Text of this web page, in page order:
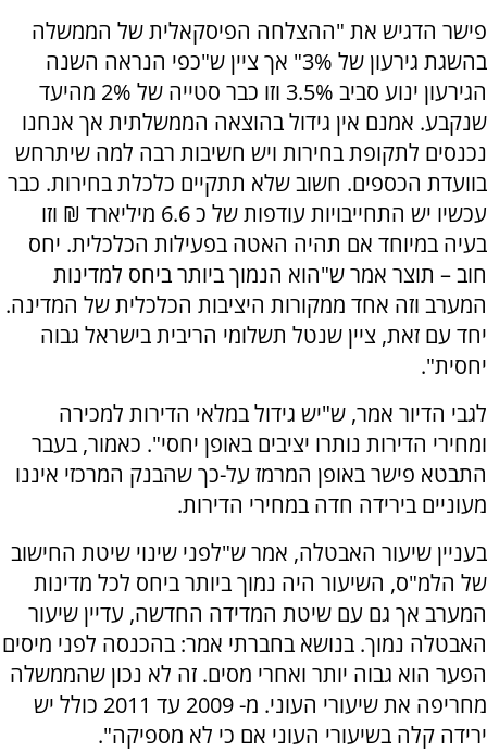
פישר הדגיש את "ההצלחה הפיסקאלית של הממשלה
בהשגת גירעון של 3%" אך ציין ש"כפי הנראה השנה
הגירעון ינוע סביב 3.5% וזו כבר סטייה של 2% מהיעד
שנקבע. אמנם אין גידול בהוצאה הממשלתית אך אנחנו
נכנסים לתקופת בחירות ויש חשיבות רבה למה שיתרחש
בוועדת הכספים. חשוב שלא תתקיים כלכלת בחירות. כבר
עכשיו יש התחייבויות עודפות של כ 6.6 מיליארד ₪ וזו
בעיה במיוחד אם תהיה האטה בפעילות הכלכלית. יחס
חוב – תוצר אמר ש"הוא הנמוך ביותר ביחס למדינות
המערב וזה אחד ממקורות היציבות הכלכלית של המדינה.
יחד עם זאת, ציין שנטל תשלומי הריבית בישראל גבוה
יחסית".
לגבי הדיור אמר, ש"יש גידול במלאי הדירות למכירה
ומחירי הדירות נותרו יציבים באופן יחסי". כאמור, בעבר
התבטא פישר באופן המרמז על-כך שהבנק המרכזי איננו
מעוניים בירידה חדה במחירי הדירות.
בעניין שיעור האבטלה, אמר ש"לפני שינוי שיטת החישוב
של הלמ"ס, השיעור היה נמוך ביותר ביחס לכל מדינות
המערב אך גם עם שיטת המדידה החדשה, עדיין שיעור
האבטלה נמוך. בנושא בחברתי אמר: בהכנסה לפני מיסים
הפער הוא גבוה יותר ואחרי מסים. זה לא נכון שהממשלה
מחריפה את שיעורי העוני. מ- 2009 עד 2011 כולל יש
ירידה קלה בשיעורי העוני אם כי לא מספיקה".